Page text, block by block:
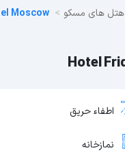
هتل های مسکو Moscow
اطفاء حریق
نمازخانه